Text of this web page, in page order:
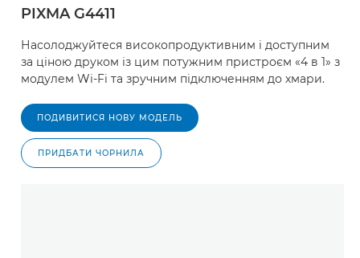
PIXMA G4411
Насолоджуйтеся високопродуктивним і доступним
за ціною друком із цим потужним пристроєм «4 в 1» з
модулем Wi-Fi та зручним підключенням до хмари.
ПОДИВИТИСЯ НОВУ МОДЕЛЬ
ПРИДБАТИ ЧОРНИЛА